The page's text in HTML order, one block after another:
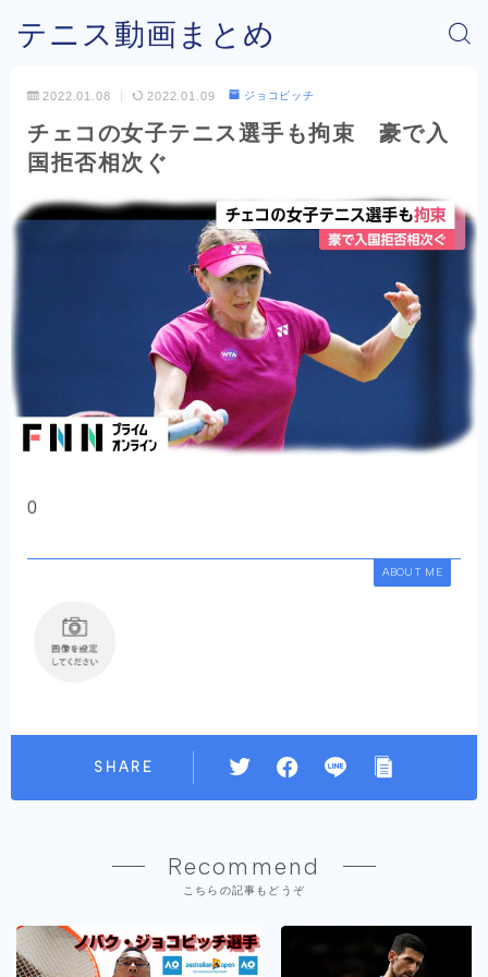
テニス動画まとめ
2022.01.08 2022.01.09 ジョコビッチ
チェコの女子テニス選手も拘束 豪で入
国拒否相次ぐ
0
ABOUT ME
SHARE
Recommend
こちらの記事もどうぞ